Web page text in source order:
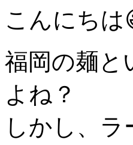
こんにち
福岡の麺と
よね？
しかし、